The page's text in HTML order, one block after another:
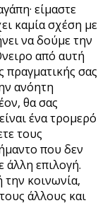
είμαστε
καμία σχέση με
να δούμε την
από αυτή
πραγματικής σας
ανόητη
θα σας
ένα τρομερό
τους
που δεν
άλλη επιλογή.
την κοινωνία,
άλλους και